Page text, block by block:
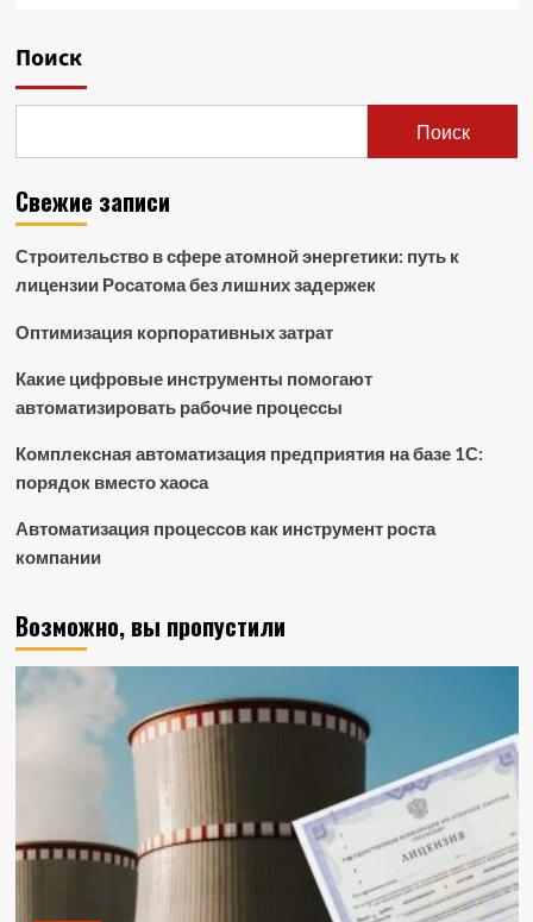
Поиск
Поиск
Свежие записи
Строительство в сфере атомной энергетики: путь к
лицензии Росатома без лишних задержек
Оптимизация корпоративных затрат
Какие цифровые инструменты помогают
автоматизировать рабочие процессы
Комплексная автоматизация предприятия на базе 1С:
порядок вместо хаоса
Автоматизация процессов как инструмент роста
компании
Возможно, вы пропустили